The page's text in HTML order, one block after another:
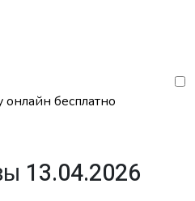
бесплатно
13.04.2026